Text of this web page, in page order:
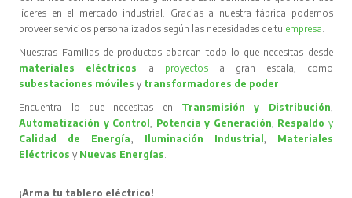
líderes en el mercado industrial. Gracias a nuestra fábrica podemos
proveer servicios personalizados según las necesidades de tu empresa.
Nuestras Familias de productos abarcan todo lo que necesitas desde
materiales eléctricos
a proyectos
a gran escala, como
subestaciones móvilesy transformadores de poder.
Encuentra lo que necesitas en Transmisión y Distribución,
Automatización y Control, Potencia y Generación, Respaldo y
Calidad de Energía, Iluminación Industrial , Materiales
Eléctricos y Nuevas Energías.
¡Arma tu tablero eléctrico!